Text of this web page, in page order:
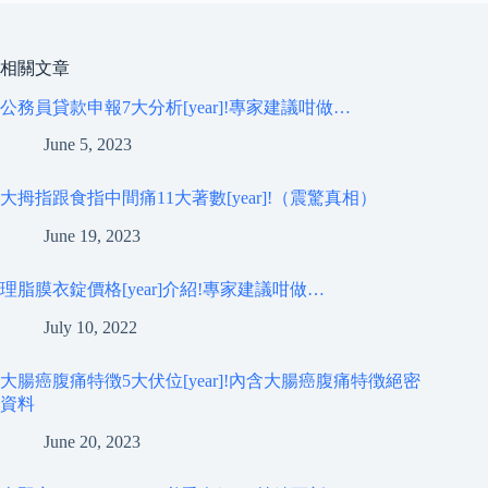
相關文章
公務員貸款申報7大分析[year]!專家建議咁做…
June 5, 2023
大拇指跟食指中間痛11大著數[year]!（震驚真相）
June 19, 2023
理脂膜衣錠價格[year]介紹!專家建議咁做…
July 10, 2022
大腸癌腹痛特徴5大伏位[year]!內含大腸癌腹痛特徴絕密
資料
June 20, 2023